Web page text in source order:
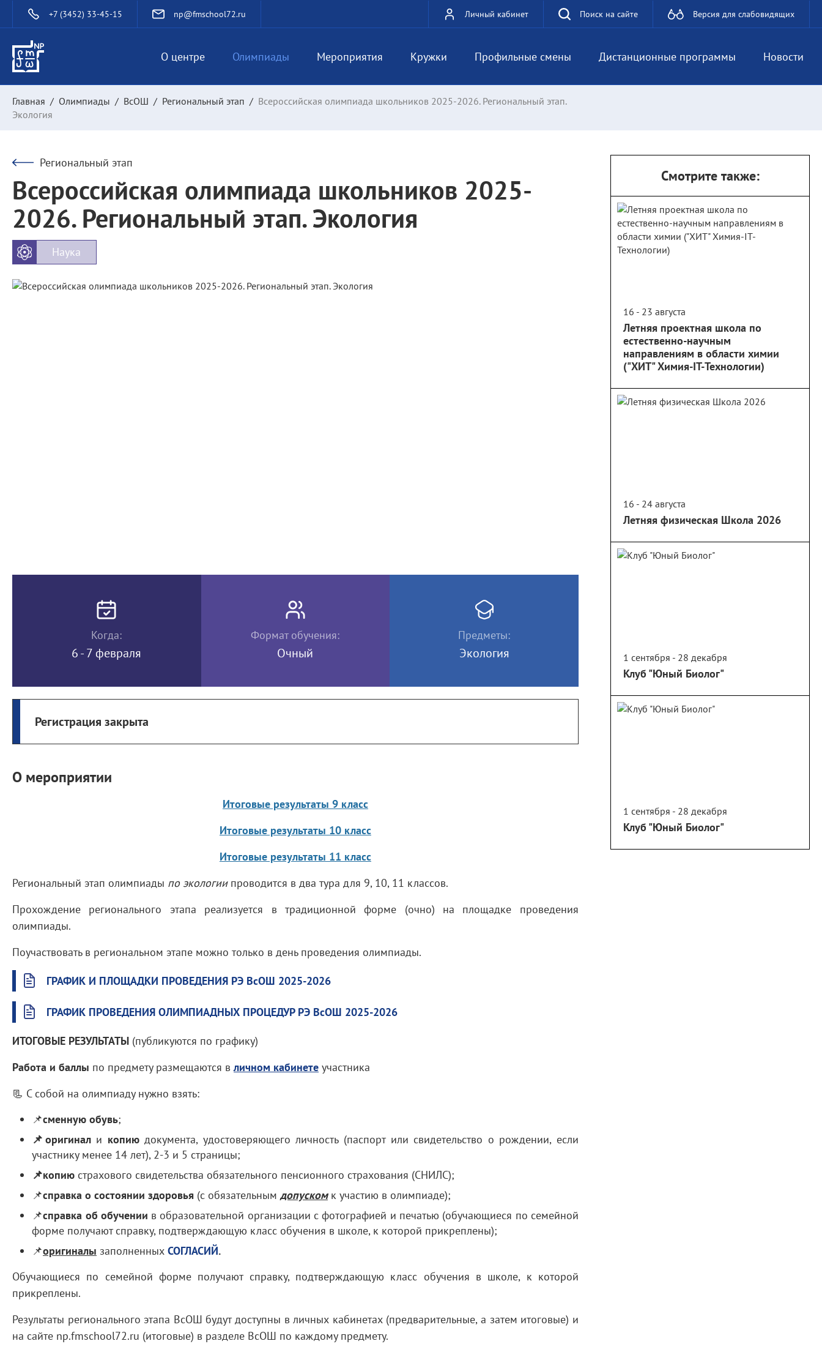
+7 (3452) 33-45-15 np@fmschool72.ru Личный кабинет Поиск на сайте Версия для слабовидящих
О центре Олимпиады Мероприятия Кружки Профильные смены Дистанционные программы Новости
Главная / Олимпиады / ВсОШ / Региональный этап / Всероссийская олимпиада школьников 2025-2026. Региональный этап.
Экология
Региональный этап
Всероссийская олимпиада школьников 2025-
2026. Региональный этап. Экология
Наука
Когда:
6 - 7 февраля
Формат обучения:
Очный
Предметы:
Экология
Регистрация закрыта
О мероприятии
Итоговые результаты 9 класс
Итоговые результаты 10 класс
Итоговые результаты 11 класс
Региональный этап олимпиады по экологиипроводится в два тура для 9, 10, 11 классов.
Прохождение регионального этапа реализуется в традиционной форме (очно) на площадке проведения
олимпиады.
Поучаствовать в региональном этапе можно только в день проведения олимпиады.
ГРАФИК И ПЛОЩАДКИ ПРОВЕДЕНИЯ РЭ ВсОШ 2025-2026
ГРАФИК ПРОВЕДЕНИЯ ОЛИМПИАДНЫХ ПРОЦЕДУР РЭ ВсОШ 2025-2026
ИТОГОВЫЕ РЕЗУЛЬТАТЫ (публикуются по графику)
Работа и баллы по предмету размещаются вличном кабинете участника
📃 С собой на олимпиаду нужно взять:
📌сменную обувь;
📌оригинали копиюдокумента, удостоверяющего личность (паспорт или свидетельство о рождении, если
участнику менее 14 лет), 2-3 и 5 страницы;
📌копию страхового свидетельства обязательного пенсионного страхования (СНИЛС);
📌справка о состоянии здоровья (с обязательным допуском к участию в олимпиаде);
📌справка об обучении в образовательной организации с фотографией и печатью (обучающиеся по семейной
форме получают справку, подтверждающую класс обучения в школе, к которой прикреплены);
📌оригиналы заполненных СОГЛАСИЙ.
Обучающиеся по семейной форме получают справку, подтверждающую класс обучения в школе, к которой
прикреплены.
Результаты регионального этапа ВсОШ будут доступны в личных кабинетах (предварительные, а затем итоговые) и
на сайте np.fmschool72.ru (итоговые) в разделе ВсОШ по каждому предмету.
Смотрите также:
16 - 23 августа
Летняя проектная школа по
естественно-научным
направлениям в области химии
("ХИТ" Химия-IT-Технологии)
16 - 24 августа
Летняя физическая Школа 2026
1 сентября - 28 декабря
Клуб "Юный Биолог"
1 сентября - 28 декабря
Клуб "Юный Биолог"